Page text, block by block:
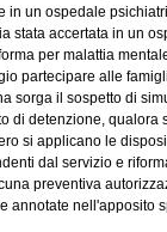
un ospedale
accertata in un
per malattia
partecipare alle
il sospetto di
detenzione, qualora
si applicano le
dal servizio e
preventiva
nell'apposito